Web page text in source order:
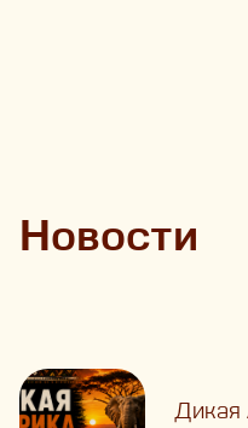
Новости
Дикая